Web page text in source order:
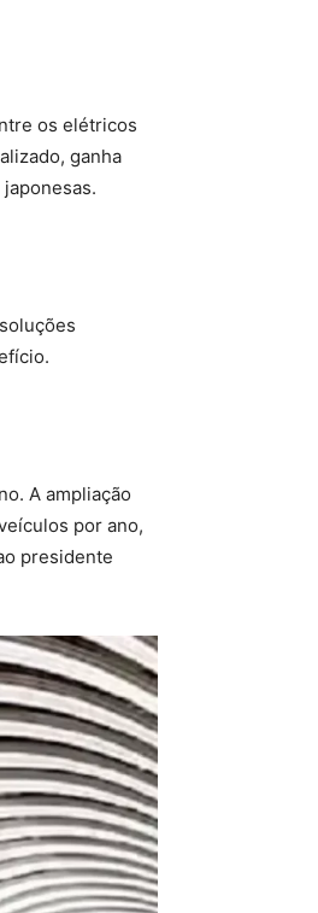
os elétricos
ganha
A ampliação
por ano,
presidente